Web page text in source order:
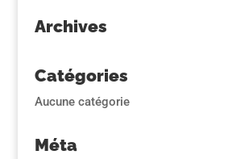
Archives
Catégories
Aucune catégorie
Méta